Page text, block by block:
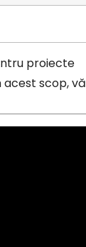
proiecte
acest scop, vă